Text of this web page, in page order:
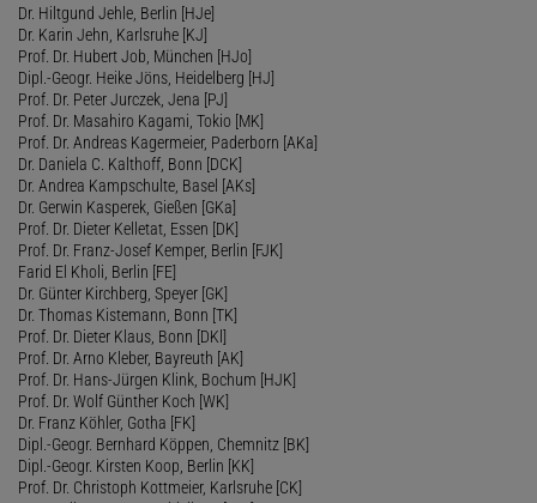
Dr. Hiltgund Jehle, Berlin [HJe]
Dr. Karin Jehn, Karlsruhe [KJ]
Prof. Dr. Hubert Job, München [HJo]
Dipl.-Geogr. Heike Jöns, Heidelberg [HJ]
Prof. Dr. Peter Jurczek, Jena [PJ]
Prof. Dr. Masahiro Kagami, Tokio [MK]
Prof. Dr. Andreas Kagermeier, Paderborn [AKa]
Dr. Daniela C. Kalthoff, Bonn [DCK]
Dr. Andrea Kampschulte, Basel [AKs]
Dr. Gerwin Kasperek, Gießen [GKa]
Prof. Dr. Dieter Kelletat, Essen [DK]
Prof. Dr. Franz-Josef Kemper, Berlin [FJK]
Farid El Kholi, Berlin [FE]
Dr. Günter Kirchberg, Speyer [GK]
Dr. Thomas Kistemann, Bonn [TK]
Prof. Dr. Dieter Klaus, Bonn [DKl]
Prof. Dr. Arno Kleber, Bayreuth [AK]
Prof. Dr. Hans-Jürgen Klink, Bochum [HJK]
Prof. Dr. Wolf Günther Koch [WK]
Dr. Franz Köhler, Gotha [FK]
Dipl.-Geogr. Bernhard Köppen, Chemnitz [BK]
Dipl.-Geogr. Kirsten Koop, Berlin [KK]
Prof. Dr. Christoph Kottmeier, Karlsruhe [CK]